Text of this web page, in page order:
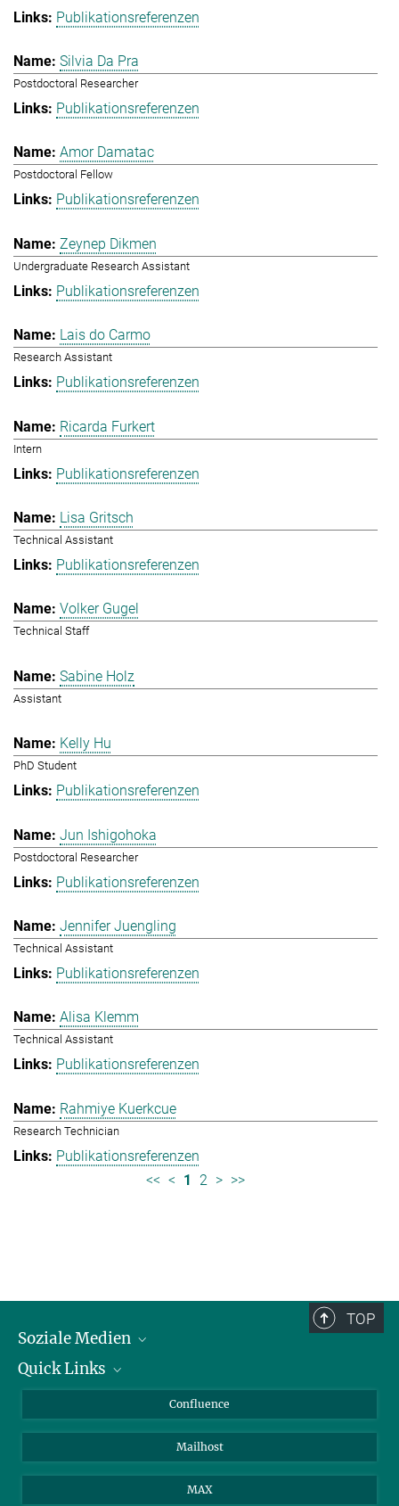
Publikationsreferenzen
Silvia Da Pra
Postdoctoral Researcher
Publikationsreferenzen
Amor Damatac
Postdoctoral Fellow
Publikationsreferenzen
Zeynep Dikmen
Undergraduate Research Assistant
Publikationsreferenzen
Lais do Carmo
Research Assistant
Publikationsreferenzen
Ricarda Furkert
Intern
Publikationsreferenzen
Lisa Gritsch
Technical Assistant
Publikationsreferenzen
Volker Gugel
Technical Staff
Sabine Holz
Assistant
Kelly Hu
PhD Student
Publikationsreferenzen
Jun Ishigohoka
Postdoctoral Researcher
Publikationsreferenzen
Jennifer Juengling
Technical Assistant
Publikationsreferenzen
Alisa Klemm
Technical Assistant
Publikationsreferenzen
Rahmiye Kuerkcue
Research Technician
Publikationsreferenzen
<< < 1 2 > >>
TOP
Soziale Medien
LinkedIn
Quick Links
Über Tiere in der ForschungConfluence
Mailhost
MAX